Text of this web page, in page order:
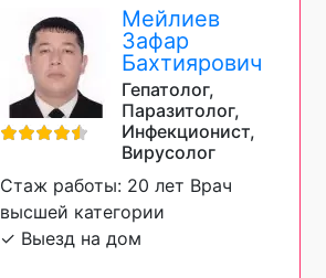
Мейлиев
Зафар
Бахтиярович
Гепатолог,
Паразитолог,
Инфекционист,
Вирусолог
Стаж работы: 20 лет Врач
высшей категории
✓ Выезд на дом